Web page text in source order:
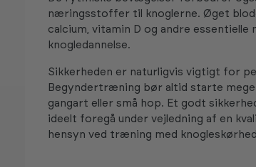
næringsstoffer til knoglerne. Øget
calcium, vitamin D og andre
knogledannelse.
Sikkerheden er naturligvis vigtigt for
Begyndertræning bør altid starte
gangart eller små hop. Et godt
ideelt foregå under vejledning af en
hensyn ved træning med